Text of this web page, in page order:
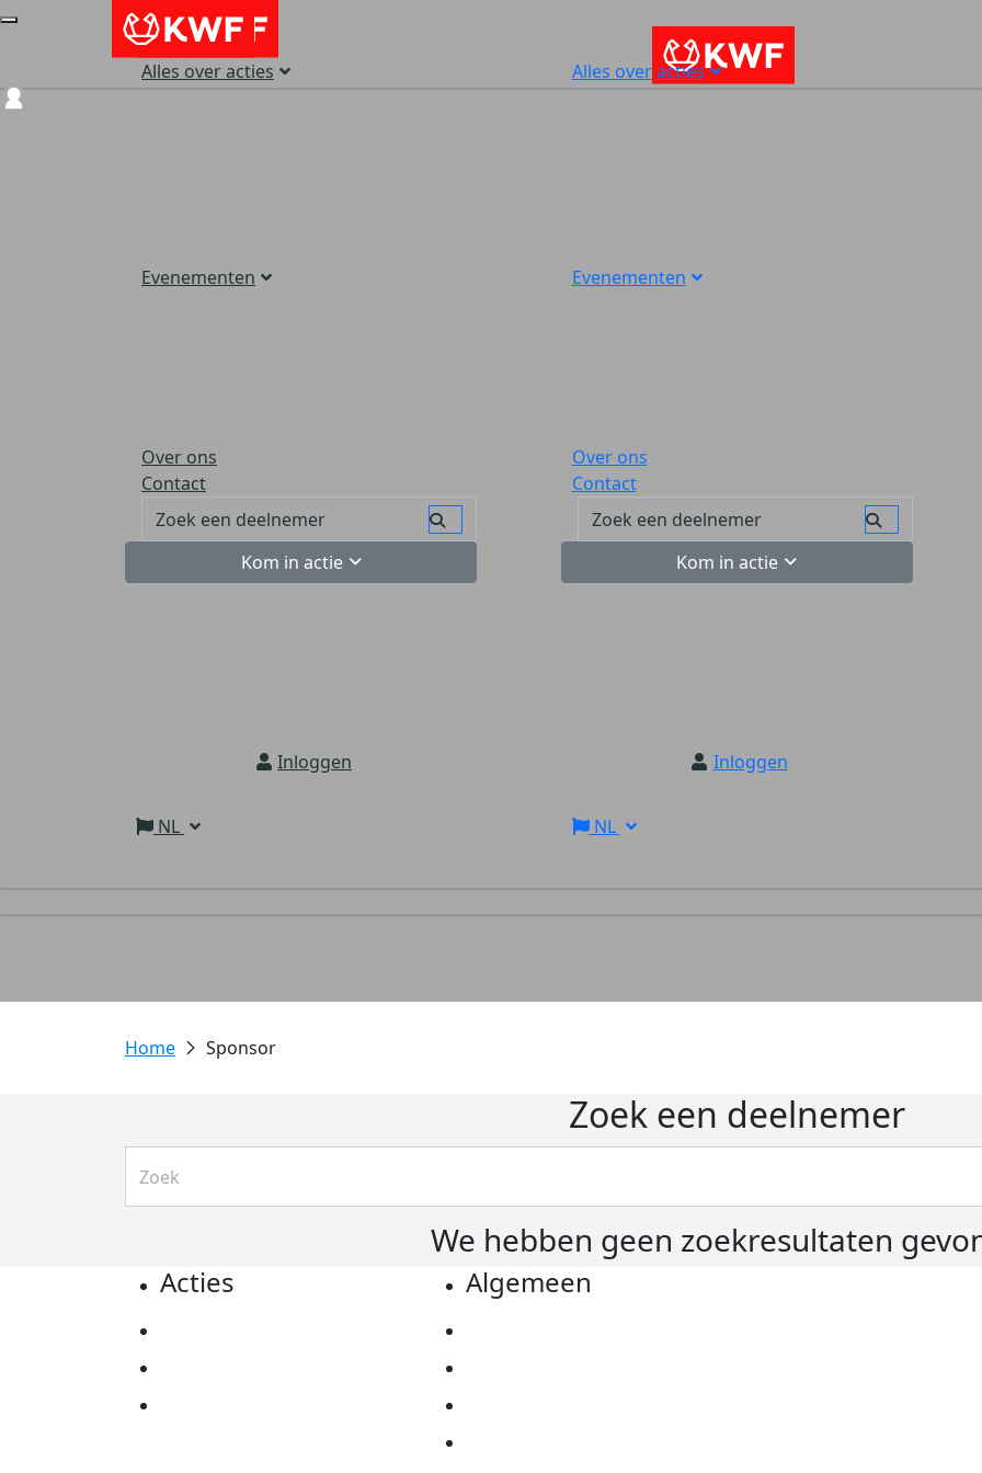
Alles over acties
Evenementen
Over ons
Contact
Kom in actie
Inloggen
NL
Alles over acties
Evenementen
Over ons
Contact
Kom in actie
Inloggen
NL
Sponsor
Zoek een deelnemer
We hebben geen zoekresultaten
Acties Algemeen